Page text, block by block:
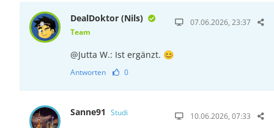
DealDoktor (Nils)
Team
07.06.2026, 23:37
@Jutta W.: Ist ergänzt. 😊
Antworten 0
Sanne91 Studi 10.06.2026, 07:33